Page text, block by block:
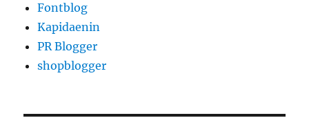
Fontblog
Kapidaenin
PR Blogger
shopblogger